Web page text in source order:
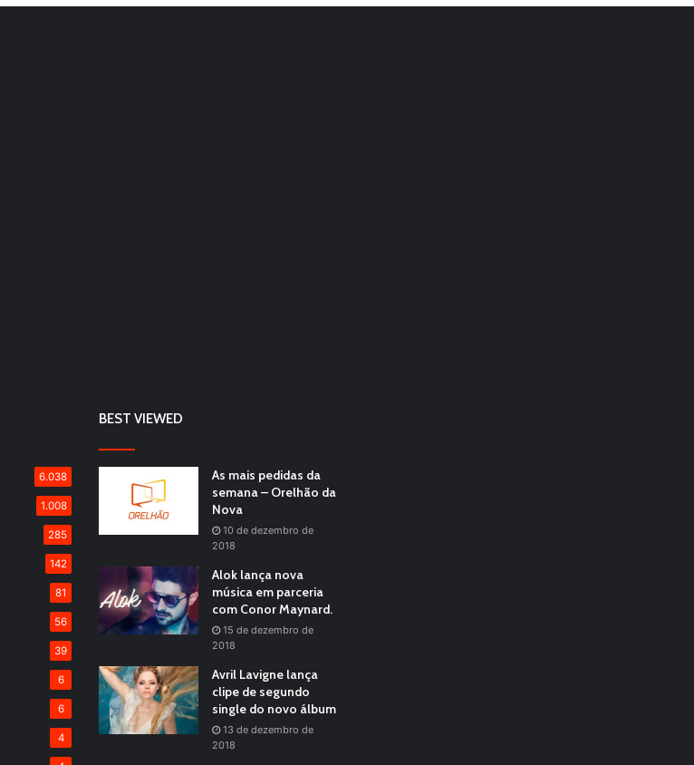
6.038
1.008
285
142
81
56
39
6
6
4
BEST VIEWED
As mais pedidas da
semana – Orelhão da
Nova
10 de dezembro de
2018
Alok lança nova
música em parceria
com Conor Maynard.
15 de dezembro de
2018
Avril Lavigne lança
clipe de segundo
single do novo álbum
13 de dezembro de
2018